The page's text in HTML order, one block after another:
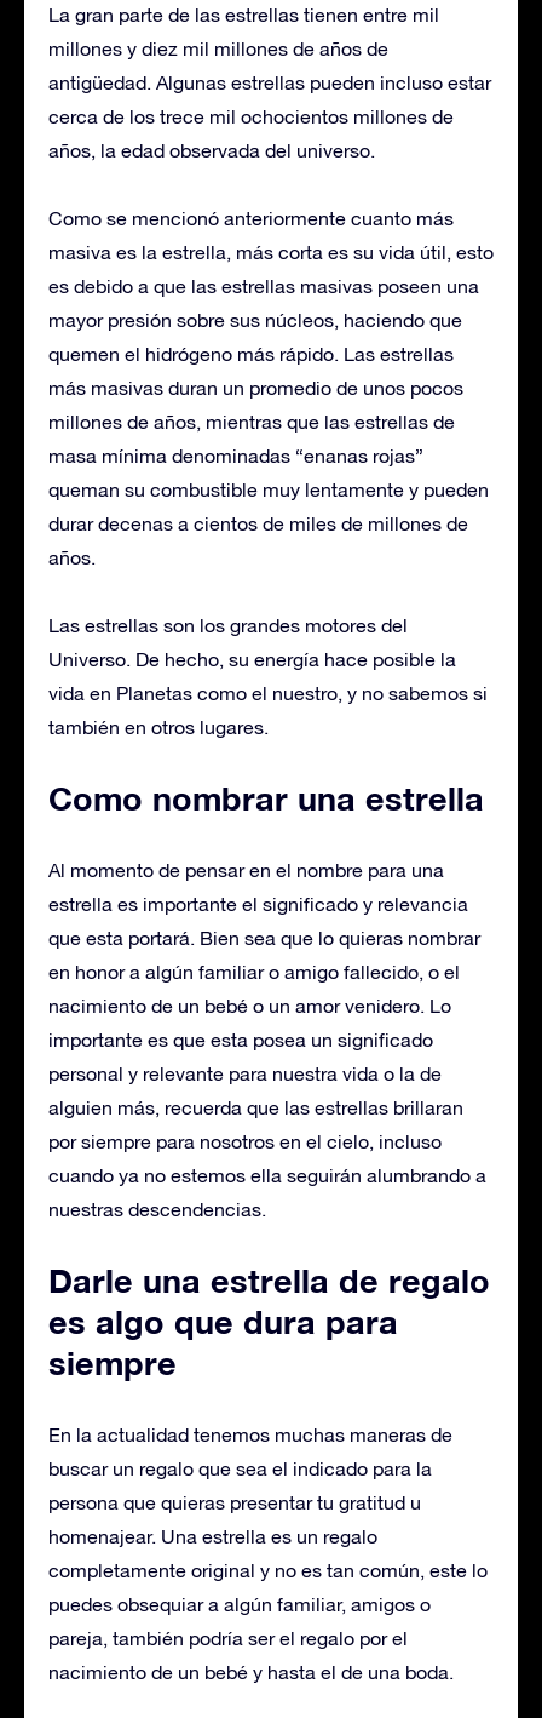
La gran parte de las estrellas tienen entre mil
millones y diez mil millones de años de
antigüedad. Algunas estrellas pueden incluso estar
cerca de los trece mil ochocientos millones de
años, la edad observada del universo.
Como se mencionó anteriormente cuanto más
masiva es la estrella, más corta es su vida útil, esto
es debido a que las estrellas masivas poseen una
mayor presión sobre sus núcleos, haciendo que
quemen el hidrógeno más rápido. Las estrellas
más masivas duran un promedio de unos pocos
millones de años, mientras que las estrellas de
masa mínima denominadas “enanas rojas”
queman su combustible muy lentamente y pueden
durar decenas a cientos de miles de millones de
años.
Las estrellas son los grandes motores del
Universo. De hecho, su energía hace posible la
vida en Planetas como el nuestro, y no sabemos si
también en otros lugares.
Como nombrar una estrella
Al momento de pensar en el nombre para una
estrella es importante el significado y relevancia
que esta portará. Bien sea que lo quieras nombrar
en honor a algún familiar o amigo fallecido, o el
nacimiento de un bebé o un amor venidero. Lo
importante es que esta posea un significado
personal y relevante para nuestra vida o la de
alguien más, recuerda que las estrellas brillaran
por siempre para nosotros en el cielo, incluso
cuando ya no estemos ella seguirán alumbrando a
nuestras descendencias.
Darle una estrella de regalo
es algo que dura para
siempre
En la actualidad tenemos muchas maneras de
buscar un regalo que sea el indicado para la
persona que quieras presentar tu gratitud u
homenajear. Una estrella es un regalo
completamente original y no es tan común, este lo
puedes obsequiar a algún familiar, amigos o
pareja, también podría ser el regalo por el
nacimiento de un bebé y hasta el de una boda.